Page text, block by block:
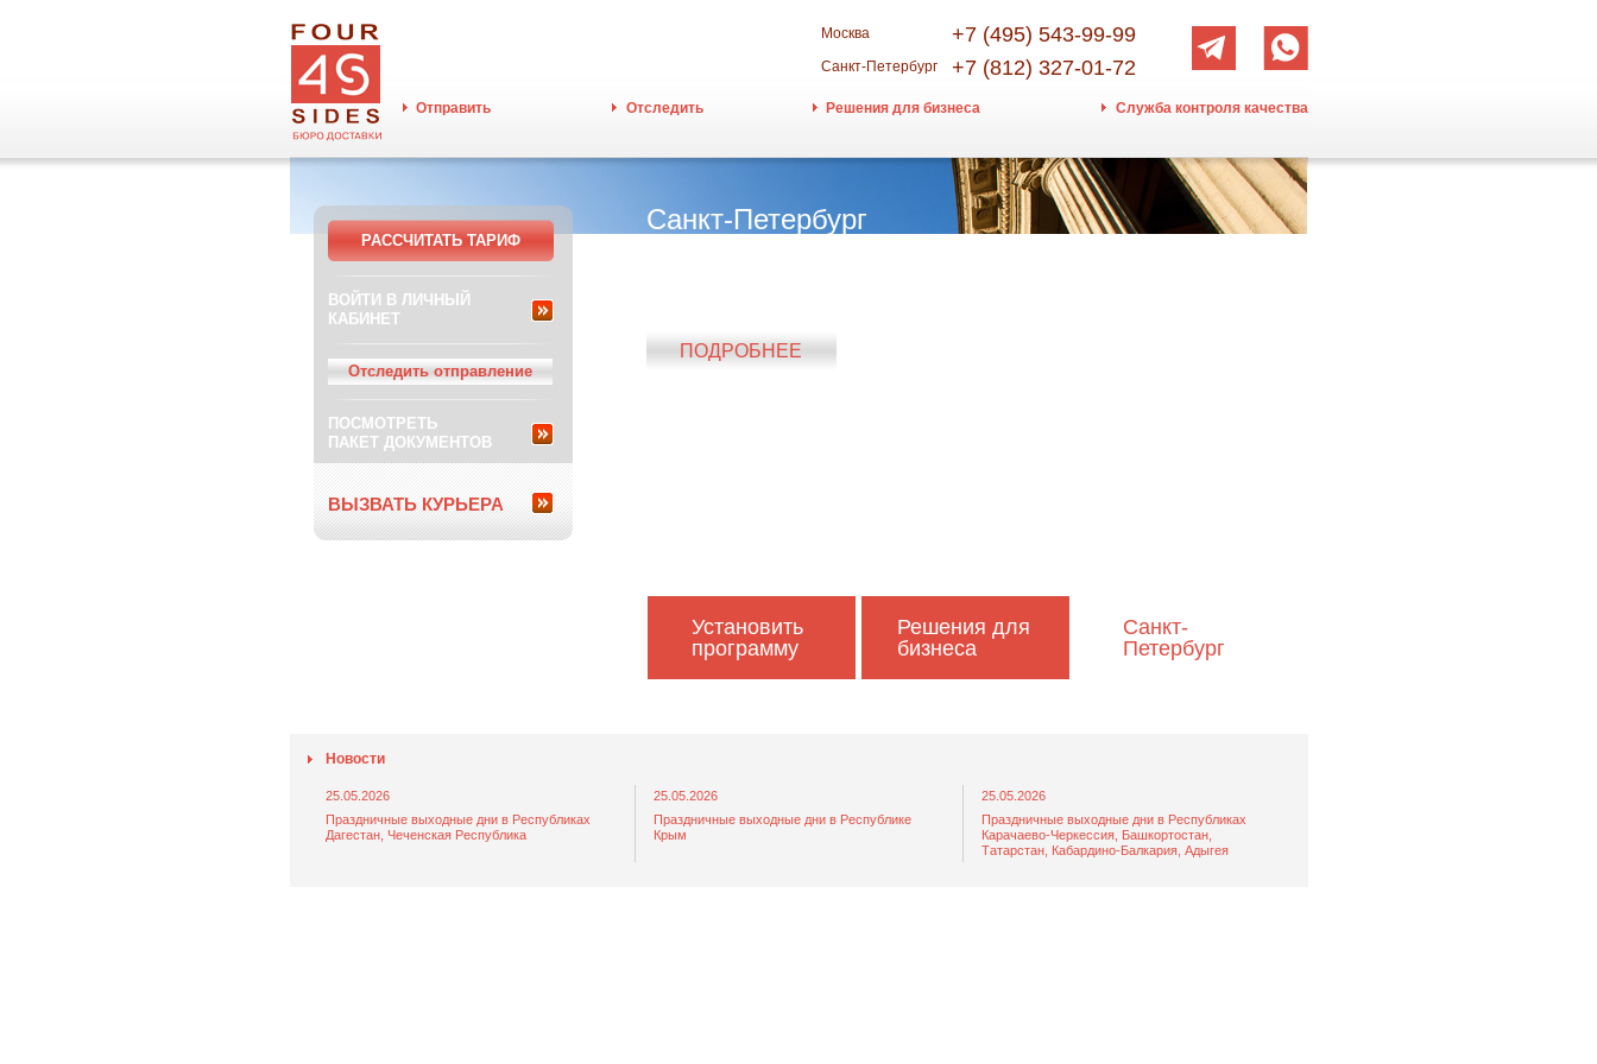
Москва +7 (495) 543-99-99
Санкт-Петербург +7 (812) 327-01-72
Отправить Отследить Решения для бизнеса Служба контроля качества
РАССЧИТАТЬ ТАРИФ
ВОЙТИ В ЛИЧНЫЙ
КАБИНЕТ
Отследить отправление
ПОСМОТРЕТЬ
ПАКЕТ ДОКУМЕНТОВ
ВЫЗВАТЬ КУРЬЕРА
Установить
программу
Решения для
бизнеса
Санкт-
Петербург
Санкт-Петербург
ПОДРОБНЕЕ
Новости
25.05.2026
Праздничные выходные дни в Республиках
Дагестан, Чеченская Республика
25.05.2026
Праздничные выходные дни в Республике
Крым
25.05.2026
Праздничные выходные дни в Республиках
Карачаево-Черкессия, Башкортостан,
Татарстан, Кабардино-Балкария, Адыгея